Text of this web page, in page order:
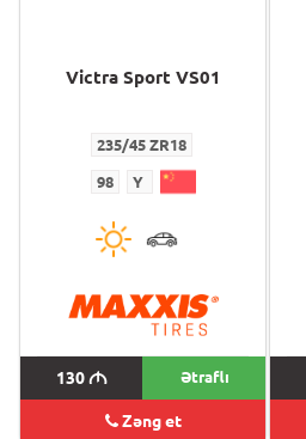
Victra Sport VS01
235/45 ZR18
98 Y
130M Ətraflı
Zəng et